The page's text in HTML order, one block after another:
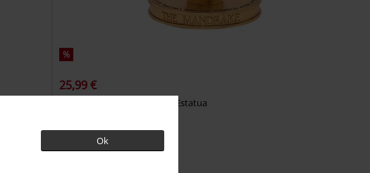
Ok
%
25,99 €
Estatua